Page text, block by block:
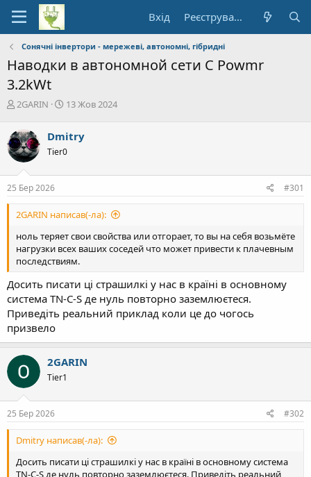
Вхід Реєстрування
Сонячні інвертори - мережеві, автономні, гібридні
Наводки в автономной сети С Powmr
3.2kWt
А
т
о
р
т
е
м
2GARIN
Д
а
п
ч
к
13 Жов 2024
Dmitry
Tier0
25 Бер 2026 #301
2GARIN написав(-ла):
ноль теряет свои свойства или отгорает, то вы на себя возьмёте
нагрузки всех ваших соседей что может привести к плачевным
последствиям.
Досить писати ці страшилкі у нас в країні в основному
система TN-C-S де нуль повторно заземлюєтеся.
Приведіть реальний приклад коли це до чогось
призвело
2GARIN
Tier1
25 Бер 2026 #302
Dmitry написав(-ла):
Досить писати ці страшилкі у нас в країні в основному система
TN-C-S де нуль повторно заземлюєтеся. Приведіть реальний